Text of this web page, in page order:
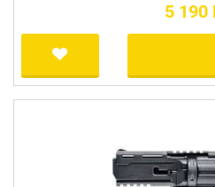
5 190